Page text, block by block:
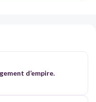
d’empire.